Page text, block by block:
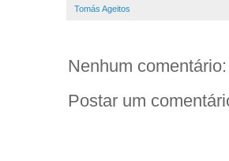
Tomás Ageitos
Nenhum comentário:
Postar um